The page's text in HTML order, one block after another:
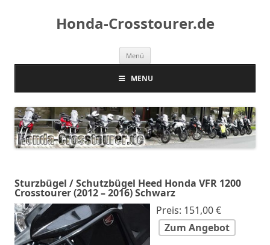
Honda-Crosstourer.de
Menü zum
MENU
Sturzbügel / Schutzbügel Heed Honda VFR 1200
Crosstourer (2012 – 2016) Schwarz
Preis: 151,00 €
Zum Angebot